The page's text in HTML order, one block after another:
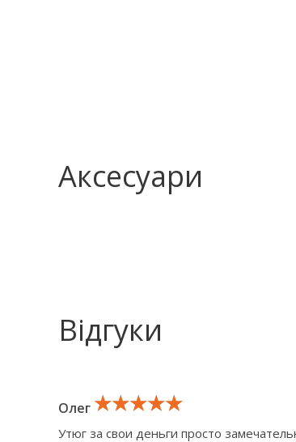
Аксесуари
Відгуки
Олег ★★★★★
★★★★★
★★★★★
Утюг за свои деньги просто